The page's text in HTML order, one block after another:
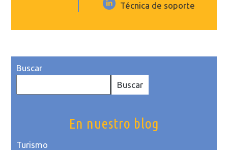
Técnica de soporte
Buscar
Buscar
En nuestro blog
Turismo